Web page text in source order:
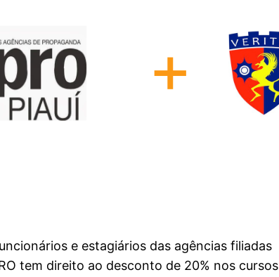
e estagiários das agências filiadas
tem direito ao desconto de 20% nos cursos